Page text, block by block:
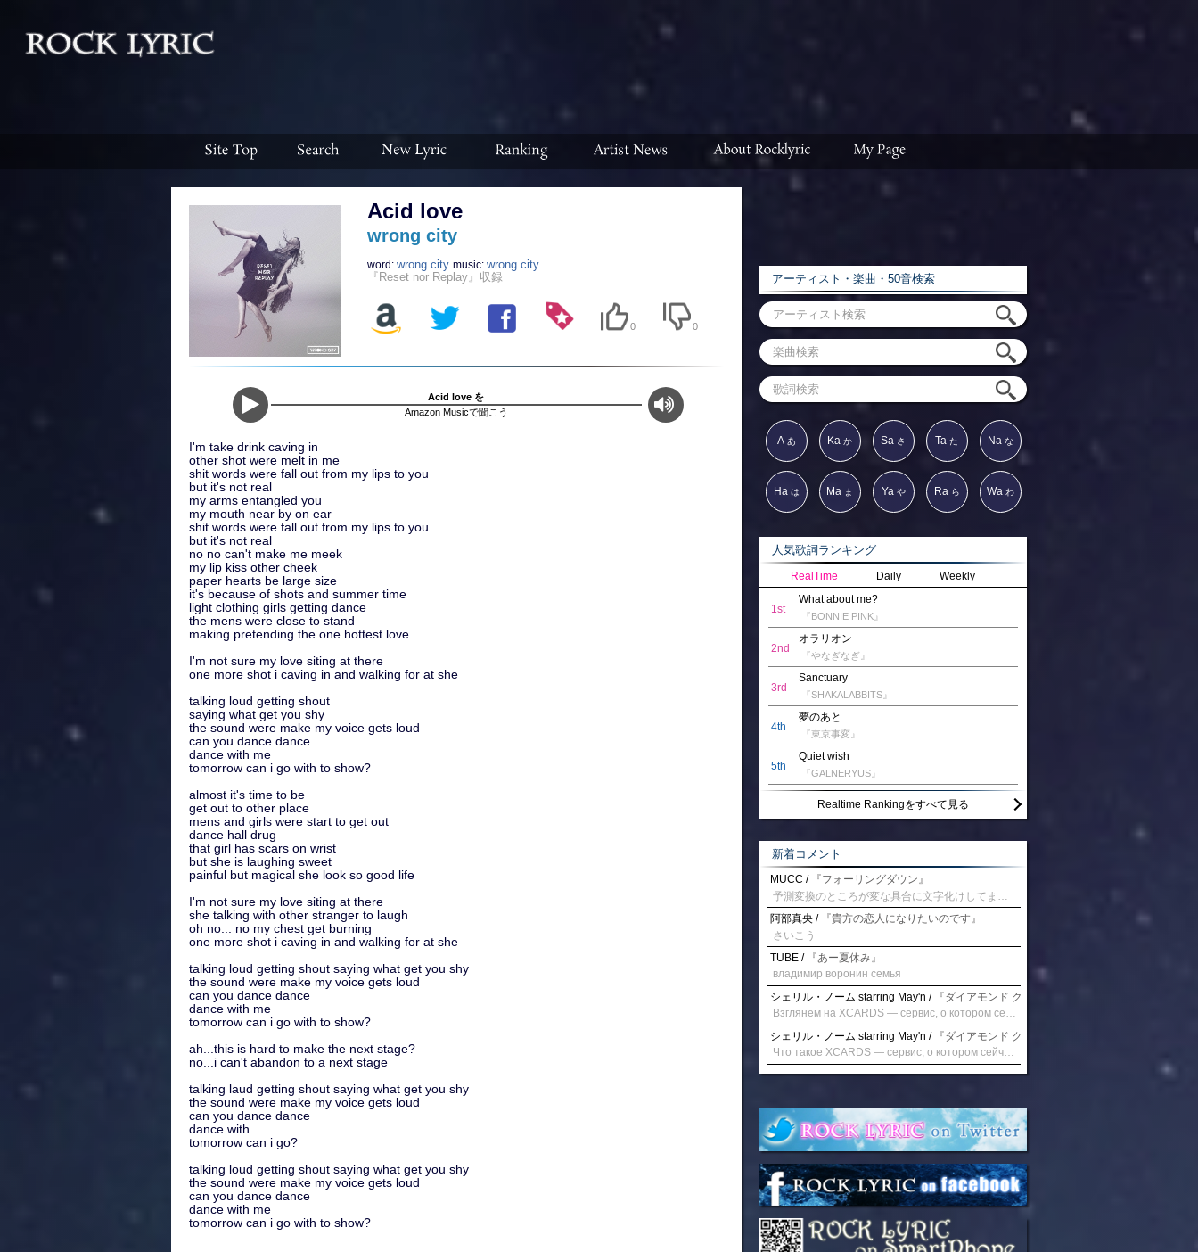
Acid love
wrong city
word: wrong city music: wrong city
『Reset nor Replay』収録
0 0
Acid love を
Amazon Musicで聞こう
I'm take drink caving in
other shot were melt in me
shit words were fall out from my lips to you
but it's not real
my arms entangled you
my mouth near by on ear
shit words were fall out from my lips to you
but it's not real
no no can't make me meek
my lip kiss other cheek
paper hearts be large size
it's because of shots and summer time
light clothing girls getting dance
the mens were close to stand
making pretending the one hottest love
I'm not sure my love siting at there
one more shot i caving in and walking for at she
talking loud getting shout
saying what get you shy
the sound were make my voice gets loud
can you dance dance
dance with me
tomorrow can i go with to show?
almost it's time to be
get out to other place
mens and girls were start to get out
dance hall drug
that girl has scars on wrist
but she is laughing sweet
painful but magical she look so good life
I'm not sure my love siting at there
she talking with other stranger to laugh
oh no... no my chest get burning
one more shot i caving in and walking for at she
talking loud getting shout saying what get you shy
the sound were make my voice gets loud
can you dance dance
dance with me
tomorrow can i go with to show?
ah...this is hard to make the next stage?
no...i can't abandon to a next stage
talking laud getting shout saying what get you shy
the sound were make my voice gets loud
can you dance dance
dance with
tomorrow can i go?
talking loud getting shout saying what get you shy
the sound were make my voice gets loud
can you dance dance
dance with me
tomorrow can i go with to show?
アーティスト・楽曲・50音検索
A あ Ka か Sa さ Ta た Na な
Ha は Ma ま Ya や Ra ら Wa わ
人気歌詞ランキング
RealTime Daily Weekly
1st
What about me?
『BONNIE PINK』
2nd
オラリオン
『やなぎなぎ』
3rd
Sanctuary
『SHAKALABBITS』
4th
夢のあと
『東京事変』
5th
Quiet wish
『GALNERYUS』
Realtime Rankingをすべて見る
新着コメント
MUCC / 『フォーリングダウン』
阿部真央 / 『貴方の恋人になりたいのです』
さいこう
TUBE / 『あー夏休み』
владимир воронин семья
シェリル・ノーム starring May'n / 『ダイアモンド クレバス/射手座☆午後九時 Don't be
シェリル・ノーム starring May'n / 『ダイアモンド クレバス/射手座☆午後九時 Don't be
Что такое XCARDS — сервис, о котором сейчас говорят. Буквально на днях заметил о интересный бренд XCARDS, он помогает создавать онлайн карты чтобы управлять бюджетами. Ключевые преимущества: Выпуск занимает всего считанные минуты. Платформа даёт возможность оформить множество карт для разных целей. Есть поддержка в любое время суток включая персонального менеджера. Есть контроль без задержек — транзакции, уведомления, аналитика — всё под рукой. Возможные нюансы: Регистрация: европейская юрисдикция — желательно убедиться, что сервис можно использовать без нарушений. Финансовые условия: возможно, есть скрытые комиссии, поэтому лучше внимательно прочитать договор. Отзывы пользователей: по отзывам поддержка работает быстро. Надёжность системы: внедрены базовые меры безопасности, но всё равно советую не хранить большие суммы на карте. Вывод: В целом платформа кажется отличным помощником для маркетологов. Платформа сочетает скорость, удобство и гибкость. Как вы думаете? Пользовались ли вы XCARDS? Поделитесь опытом — будет интересно сравнить. Виртуальные карты для бизнеса